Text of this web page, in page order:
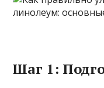
Шаг 1: